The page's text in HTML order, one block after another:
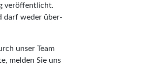
veröffentlicht.
darf weder über-
unser Team
melden Sie uns